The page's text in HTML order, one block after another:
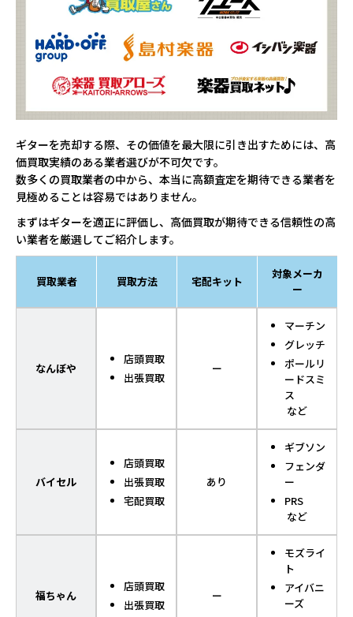
ギターを売却する際、その価値を最大限に引き出すためには、高
価買取実績のある業者選びが不可欠です。
数多くの買取業者の中から、本当に高額査定を期待できる業者を
見極めることは容易ではありません。
まずはギターを適正に評価し、高価買取が期待できる信頼性の高
い業者を厳選してご紹介します。
買取業者 買取方法 宅配キット
対象メーカ
ー
なんぼや
店頭買取
出張買取
ー
マーチン
グレッチ
ポールリ
ードスミ
ス
など
バイセル
店頭買取
出張買取
宅配買取
あり
ギブソン
フェンダ
ー
PRS
など
福ちゃん
店頭買取
出張買取
ー
モズライ
ト
アイバニ
ーズ